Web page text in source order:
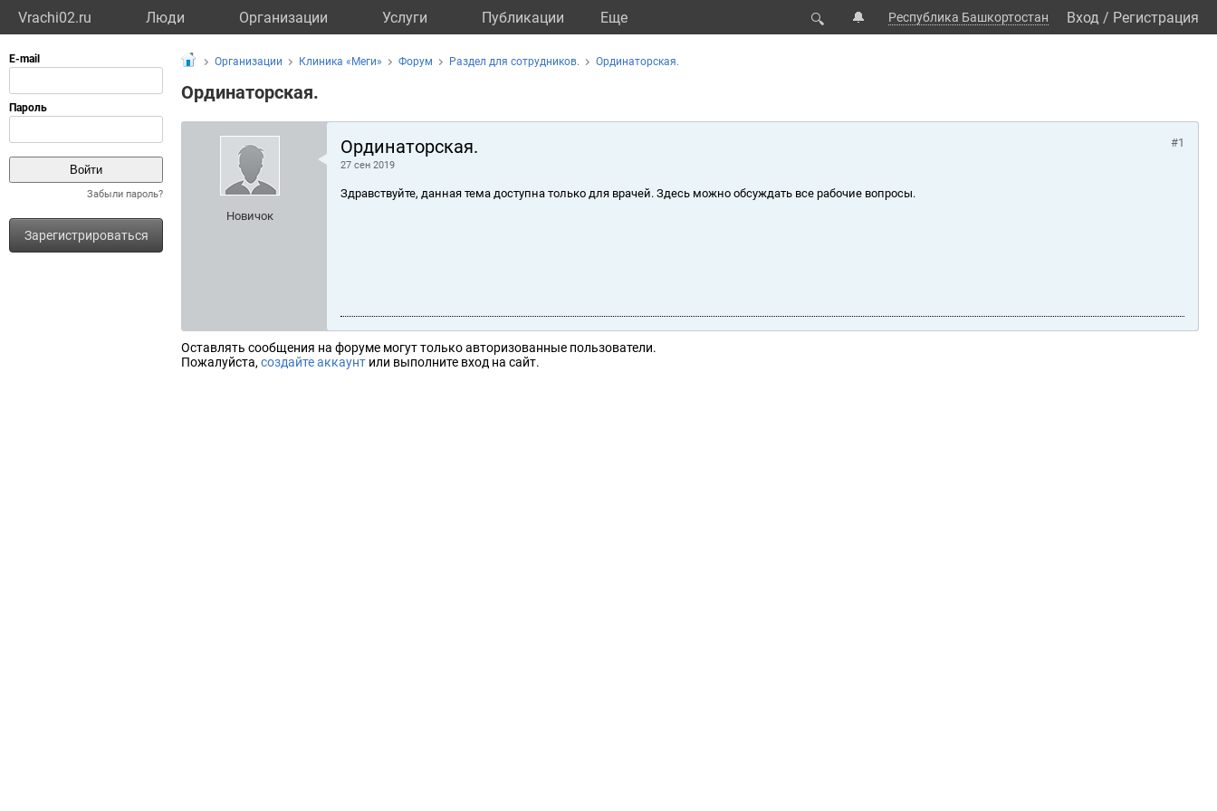
Vrachi02.ru Люди Организации Услуги Публикации Eще 🔍 🔔 Республика Башкортостан Вход / Регистрация
Забыли пароль?
Зарегистрироваться
Организации Клиника «Меги» Форум Раздел для сотрудников. Ординаторская.
Ординаторская.
Новичок
Ординаторская.
27 сен 2019
#1
Здравствуйте, данная тема доступна только для врачей. Здесь можно обсуждать все рабочие вопросы.
Оставлять сообщения на форуме могут только авторизованные пользователи.
Пожалуйста, создайте аккаунт или выполните вход на сайт.